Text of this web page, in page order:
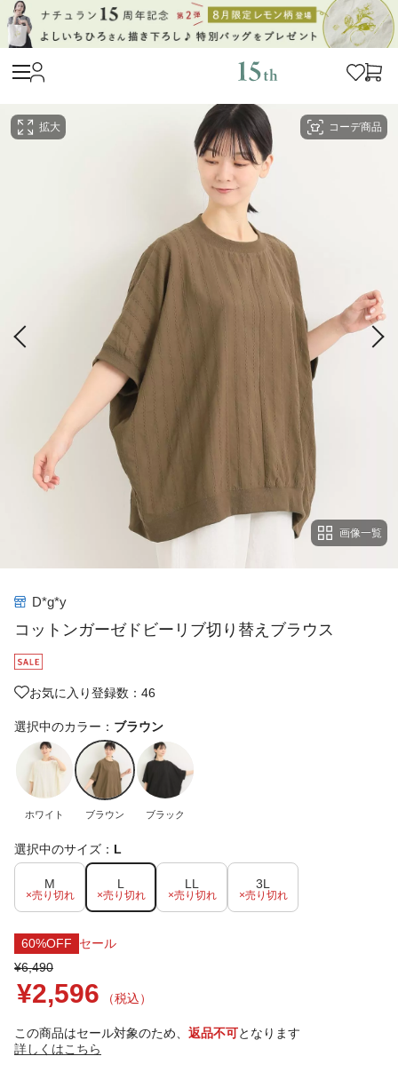
コーデ商品
拡大
画像一覧
D*g*y
コットンガーゼドビーリブ切り替えブラウス
お気に入り登録数：46
選択中のカラー： ブラウン
ホワイト ブラウン ブラック
選択中のサイズ： L
M
×売り切れ
L
×売り切れ
LL
×売り切れ
3L
×売り切れ
60%OFF
セール
¥6,490
¥2,596 （税込）
この商品はセール対象のため、 返品不可となります
詳しくはこちら